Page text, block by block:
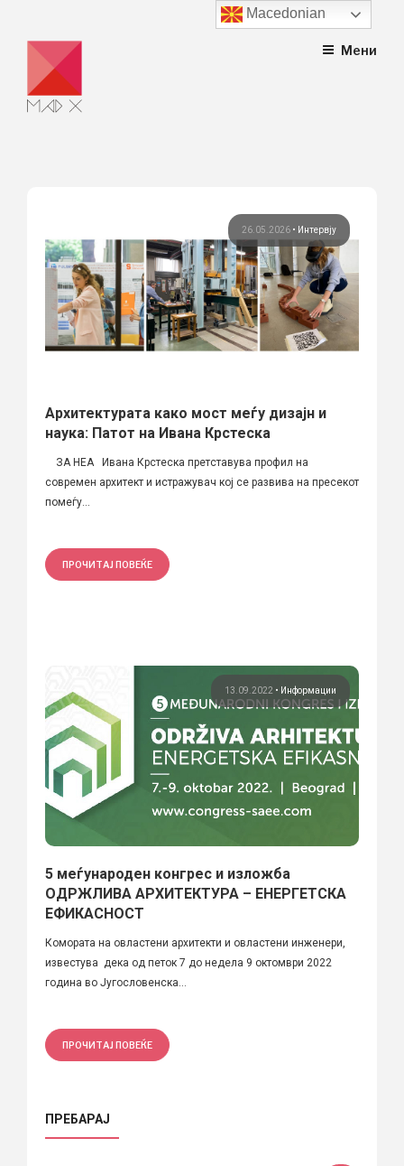
content
Мени
26.05.2026 • Интервју
Архитектурата како мост меѓу дизајн и
наука: Патот на Ивана Крстеска
ЗА НЕА Ивана Крстеска претставува профил на
современ архитект и истражувач кој се развива на пресекот
помеѓу...
ПРОЧИТАЈ ПОВЕЌЕ
13.09.2022 • Информации
5 меѓународен конгрес и изложба
ОДРЖЛИВА АРХИТЕКТУРА – ЕНЕРГЕТСКА
ЕФИКАСНОСТ
Комората на овластени архитекти и овластени инженери,
известува дека од петок 7 до недела 9 октомври 2022
година во Југословенска...
ПРОЧИТАЈ ПОВЕЌЕ
ПРЕБАРАЈ
Macedonian